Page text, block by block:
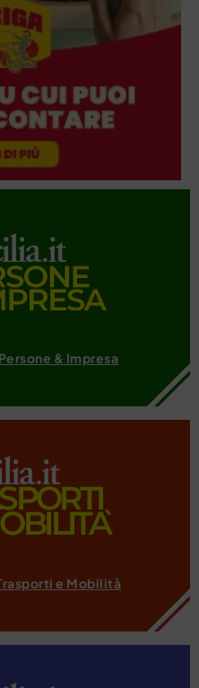
& Impresa
e Mobilità